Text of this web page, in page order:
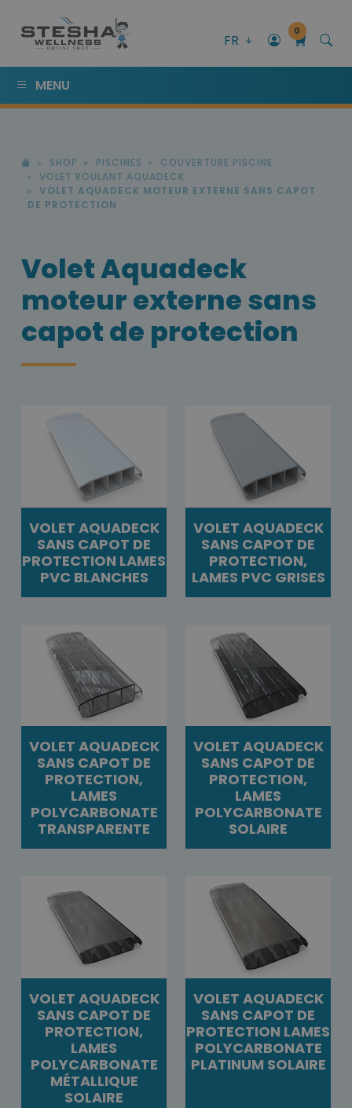
FR
0
MENU
SHOP PISCINES
COUVERTURE PISCINE
VOLET ROULANT AQUADECK
VOLET AQUADECK MOTEUR EXTERNE SANS CAPOT
DE PROTECTION
Volet Aquadeck
moteur externe sans
capot de protection
VOLET AQUADECK
SANS CAPOT DE
PROTECTION LAMES
PVC BLANCHES
VOLET AQUADECK
SANS CAPOT DE
PROTECTION,
LAMES PVC GRISES
VOLET AQUADECK
SANS CAPOT DE
PROTECTION,
LAMES
POLYCARBONATE
TRANSPARENTE
VOLET AQUADECK
SANS CAPOT DE
PROTECTION,
LAMES
POLYCARBONATE
SOLAIRE
VOLET AQUADECK
SANS CAPOT DE
PROTECTION,
LAMES
POLYCARBONATE
MÉTALLIQUE
SOLAIRE
VOLET AQUADECK
SANS CAPOT DE
PROTECTION LAMES
POLYCARBONATE
PLATINUM SOLAIRE